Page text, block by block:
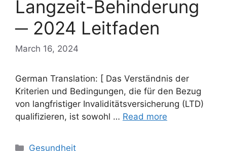
Langzeit-Behinderung
─ 2024 Leitfaden
March 16, 2024
German Translation: [ Das Verständnis der
Kriterien und Bedingungen, die für den Bezug
von langfristiger Invaliditätsversicherung (LTD)
qualifizieren, ist sowohl … Read more
Categories
Gesundheit